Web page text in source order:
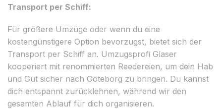
Transport per Schiff:
Für größere Umzüge oder wenn du eine
kostengünstigere Option bevorzugst, bietet sich der
Transport per Schiff an. Umzugsprofi Glaser
kooperiert mit renommierten Reedereien, um dein Hab
und Gut sicher nach Göteborg zu bringen. Du kannst
dich entspannt zurücklehnen, während wir den
gesamten Ablauf für dich organisieren.